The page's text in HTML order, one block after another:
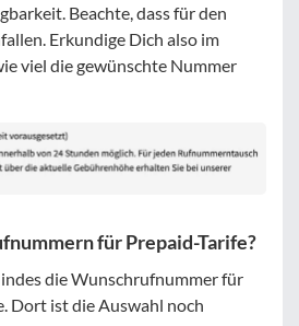
Beachte, dass für den
Erkundige Dich also im
viel die gewünschte Nummer
für Prepaid-Tarife?
die Wunschrufnummer für
Dort ist die Auswahl noch